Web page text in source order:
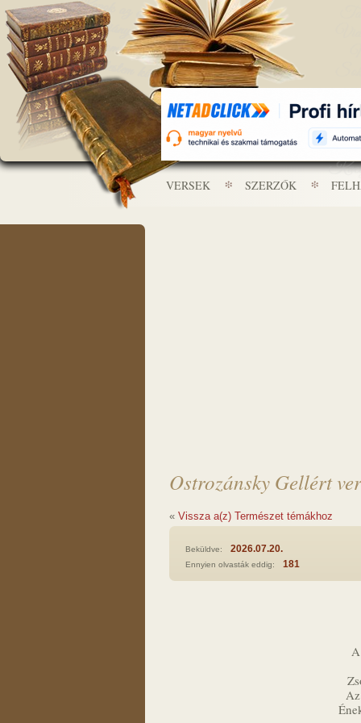
VERSEK SZERZŐK
Ostrozánsky Gellért
« Vissza a(z) Természet témákhoz
Beküldve: 2026.07.20.
Ennyien olvasták eddig: 181